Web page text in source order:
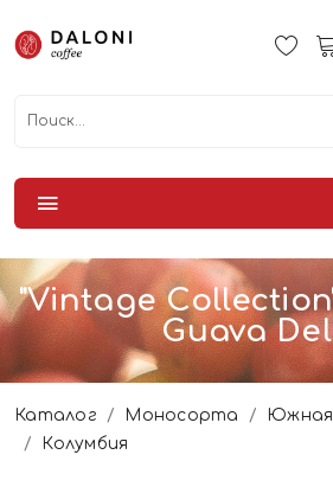
"Vintage
Guava
Каталог Моносорта
Южная
Колумбия